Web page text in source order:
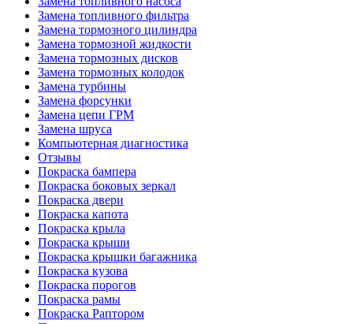
Замена топливного фильтра
Замена тормозного цилиндра
Замена тормозной жидкости
Замена тормозных дисков
Замена тормозных колодок
Замена турбины
Замена форсунки
Замена цепи ГРМ
Замена шруса
Компьютерная диагностика
Отзывы
Покраска бампера
Покраска боковых зеркал
Покраска двери
Покраска капота
Покраска крыла
Покраска крыши
Покраска крышки багажника
Покраска кузова
Покраска порогов
Покраска рамы
Покраска Раптором